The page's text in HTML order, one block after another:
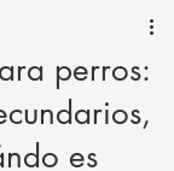
perros:
es